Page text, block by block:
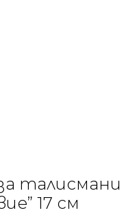
талисмани
17 см